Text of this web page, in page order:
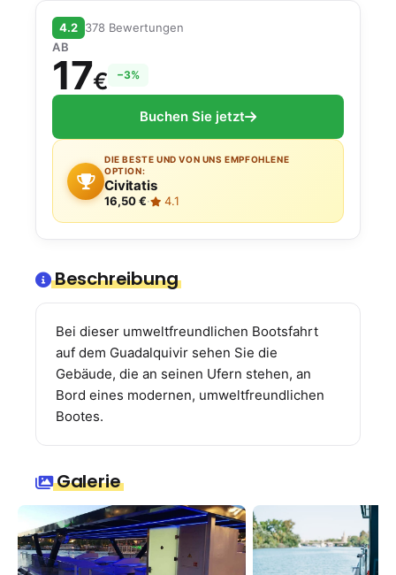
4.2 378 Bewertungen
AB
17€ −3%
Buchen Sie jetzt
DIE BESTE UND VON UNS EMPFOHLENE
OPTION:
Civitatis
16,50 €· 4.1
Beschreibung
Bei dieser umweltfreundlichen Bootsfahrt
auf dem Guadalquivir sehen Sie die
Gebäude, die an seinen Ufern stehen, an
Bord eines modernen, umweltfreundlichen
Bootes.
Galerie